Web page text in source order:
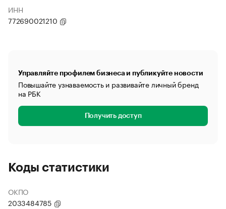
ИНН
772690021210
Управляйте профилем бизнеса и публикуйте новости
Повышайте узнаваемость и развивайте личный бренд
на РБК
Получить доступ
Коды статистики
ОКПО
2033484785